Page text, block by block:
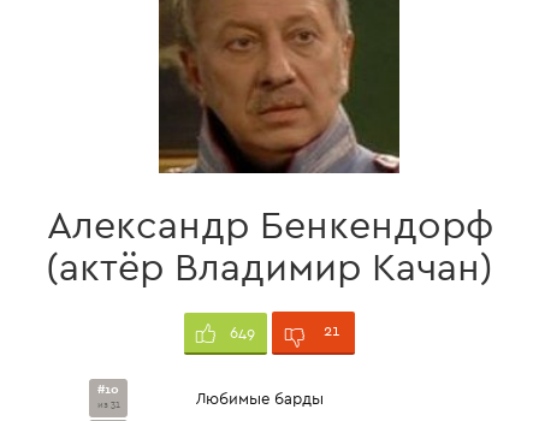
Александр Бенкендорф
(актёр Владимир Качан)
649 21
#10
из 31 Любимые барды